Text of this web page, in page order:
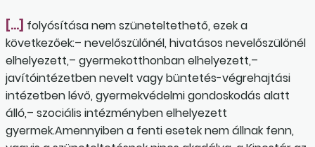
[…] folyósítása nem szüneteltethető, ezek a
következőek:– nevelőszülőnél, hivatásos nevelőszülőnél
elhelyezett,– gyermekotthonban elhelyezett,–
javítóintézetben nevelt vagy büntetés-végrehajtási
intézetben lévő, gyermekvédelmi gondoskodás alatt
álló,– szociális intézményben elhelyezett
gyermek.Amennyiben a fenti esetek nem állnak fenn,